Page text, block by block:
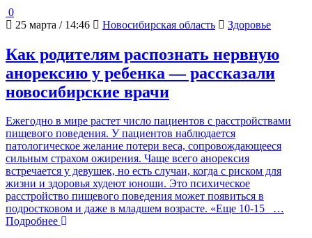
0
25 марта / 14:46
Новосибирская область Здоровье
Как родителям распознать нервную
анорексию у ребенка — рассказали
новосибирские врачи
Ежегодно в мире растет число пациентов с расстройствами
пищевого поведения. У пациентов наблюдается
патологическое желание потери веса, сопровождающееся
сильным страхом ожирения. Чаще всего анорексия
встречается у девушек, но есть случаи, когда с риском для
жизни и здоровья худеют юноши. Это психическое
расстройство пищевого поведения может появиться в
подростковом и даже в младшем возрасте. «Еще 10-15
…
Подробнее